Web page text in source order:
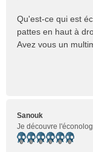
e
n
n
Qu'est-ce qui est
pattes en haut à
Avez vous un
Sanouk
Je découvre